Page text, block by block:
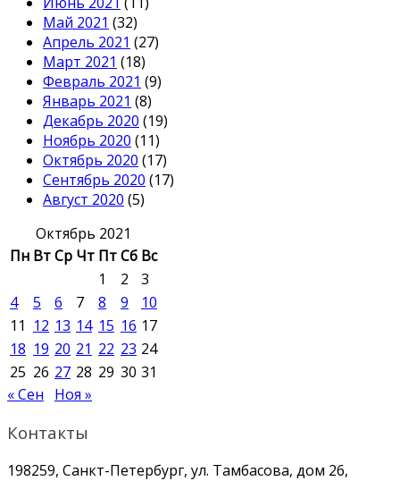
Май 2021 (32)
Апрель 2021 (27)
Март 2021 (18)
Февраль 2021 (9)
Январь 2021 (8)
Декабрь 2020 (19)
Ноябрь 2020 (11)
Октябрь 2020 (17)
Сентябрь 2020 (17)
Август 2020 (5)
Октябрь 2021
Пн ВтСр Чт ПтСб Вс
1
2
3
4
5 6 7 8 9
10
11 12 13 14 15 16 17
18 19 20 21 22 23 24
25 26 27 28 29 30 31
« Сен
Ноя »
Контакты
198259, Санкт-Петербург, ул. Тамбасова, дом 26,